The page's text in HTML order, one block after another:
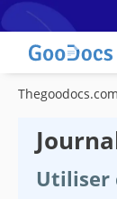
Thegoodocs.com
Utiliser